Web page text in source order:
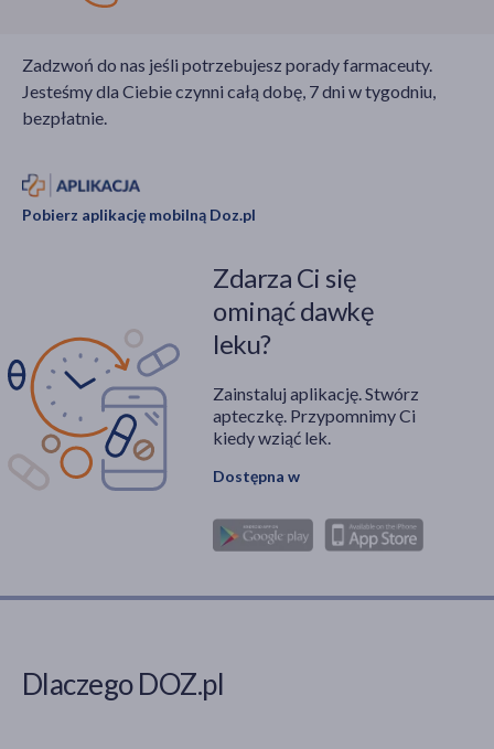
Zadzwoń do nas jeśli potrzebujesz porady farmaceuty.
Jesteśmy dla Ciebie czynni całą dobę, 7 dni w tygodniu,
bezpłatnie.
Pobierz aplikację mobilną Doz.pl
Zdarza Ci się
ominąć dawkę
leku?
Zainstaluj aplikację. Stwórz
apteczkę. Przypomnimy Ci
kiedy wziąć lek.
Dostępna w
Dlaczego DOZ.pl